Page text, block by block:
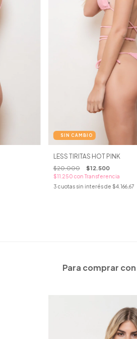
LESS TIRITAS HOT PINK
$20.000 $12.500
$11.250 con Transferencia
3 cuotas sin interés de $4.166,67
Para comprar